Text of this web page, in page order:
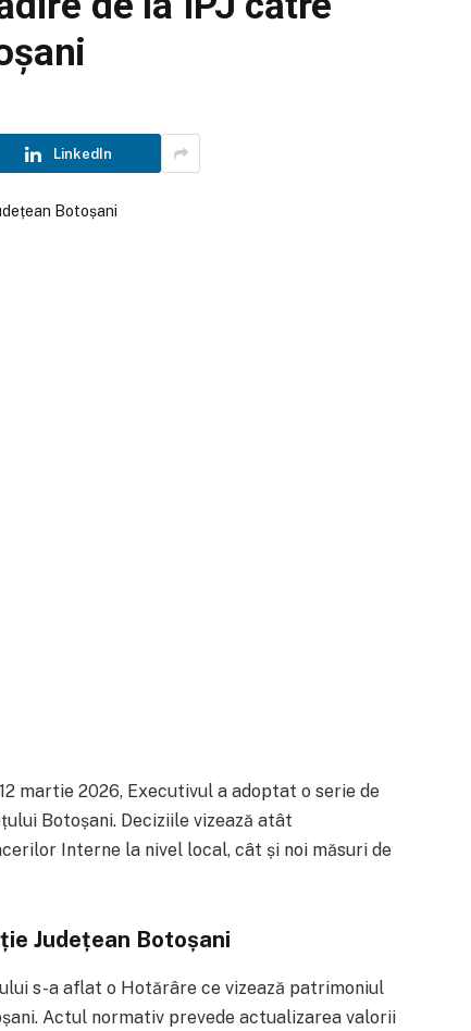
LinkedIn
martie 2026, Executivul a adoptat o serie de
Botoșani. Deciziile vizează atât
Interne la nivel local, cât și noi măsuri de
Județean Botoșani
s-a aflat o Hotărâre ce vizează patrimoniul
Actul normativ prevede actualizarea valorii